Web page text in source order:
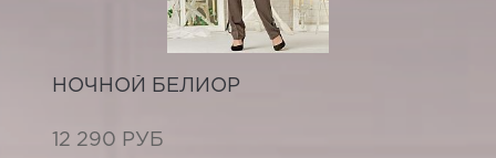
НОЧНОЙ БЕЛИОР
12 290 РУБ